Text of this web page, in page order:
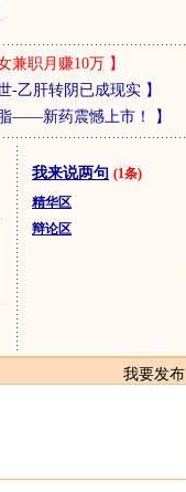
兼职月赚10万】
-乙肝转阴已成现实】
——新药震憾上市！ 】
我来说两句 (1条)
精华区
辩论区
我要发布